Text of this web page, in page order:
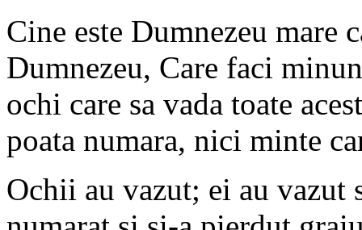
Cine este Dumnezeu mare
Dumnezeu, Care faci
ochi care sa vada toate
poata numara, nici minte
Ochii au vazut; ei au vazut